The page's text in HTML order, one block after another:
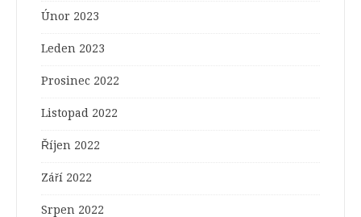
Únor 2023
Leden 2023
Prosinec 2022
Listopad 2022
Říjen 2022
Září 2022
Srpen 2022